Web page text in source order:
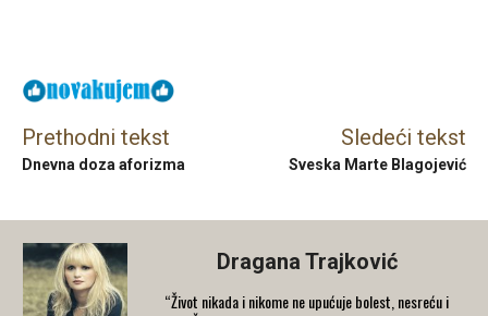
Prethodni tekst
Dnevna doza aforizma
Sledeći tekst
Sveska Marte Blagojević
Dragana Trajković
“Život nikada i nikome ne upućuje bolest, nesreću i